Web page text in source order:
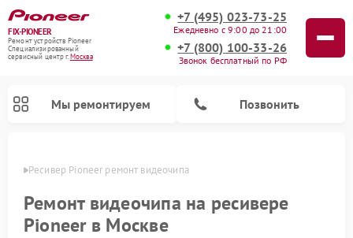
FIX-PIONEER
Ремонт устройств Pioneer
Специализированный
cервисный центр г.Москва
+7 (495) 023-73-25
Ежедневно с 9:00 до 21:00
+7 (800) 100-33-26
Звонок бесплатный по РФ
Мы ремонтируем Позвонить
Ресивер Pioneer ремонт видеочипа
Ремонт видеочипа на ресивере
Pioneer в Москве